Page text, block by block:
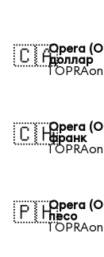
🇨🇦Opera
доллар
1
🇨🇭Opera
франк
1
🇵🇭Opera
песо
1